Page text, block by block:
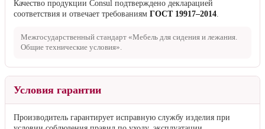
Качество продукции Consul подтверждено декларацией
соответствия и отвечает требованиям ГОСТ 19917–2014.
Межгосударственный стандарт «Мебель для сидения и лежания.
Общие технические условия».
Условия гарантии
Производитель гарантирует исправную службу изделия при